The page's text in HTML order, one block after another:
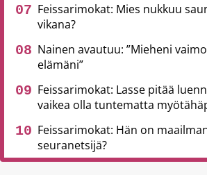
Feissarimokat: Mies nukkuu
vikana?
Nainen avautuu: ”Mieheni
elämäni”
Feissarimokat: Lasse pitää
vaikea olla tuntematta
Feissarimokat: Hän on
seuranetsijä?